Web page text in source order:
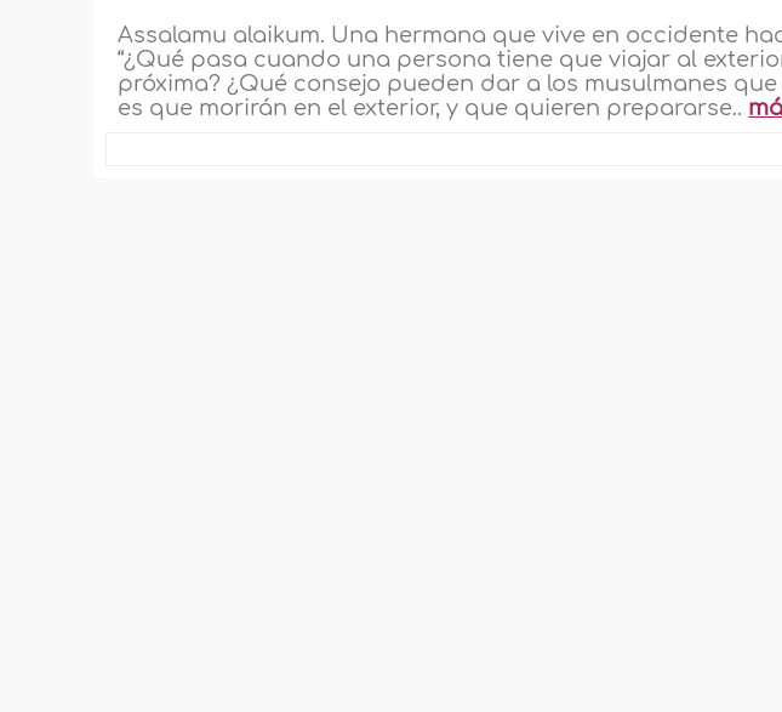
Assalamu alaikum. Una hermana que vive en occidente
“¿Qué pasa cuando una persona tiene que viajar al
próxima? ¿Qué consejo pueden dar a los musulmanes
es que morirán en el exterior, y que quieren prepararse..